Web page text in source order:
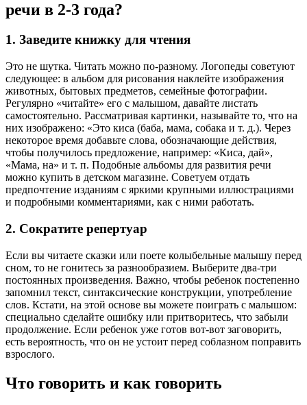
речи в 2-3 года?
1. Заведите книжку для чтения
Это не шутка. Читать можно по-разному. Логопеды советуют
следующее: в альбом для рисования наклейте изображения
животных, бытовых предметов, семейные фотографии.
Регулярно «читайте» его с малышом, давайте листать
самостоятельно. Рассматривая картинки, называйте то, что на
них изображено: «Это киса (баба, мама, собака и т. д.). Через
некоторое время добавьте слова, обозначающие действия,
чтобы получилось предложение, например: «Киса, дай»,
«Мама, на» и т. п. Подобные альбомы для развития речи
можно купить в детском магазине. Советуем отдать
предпочтение изданиям с яркими крупными иллюстрациями
и подробными комментариями, как с ними работать.
2. Сократите репертуар
Если вы читаете сказки или поете колыбельные малышу перед
сном, то не гонитесь за разнообразием. Выберите два-три
постоянных произведения. Важно, чтобы ребенок постепенно
запомнил текст, синтаксические конструкции, употребление
слов. Кстати, на этой основе вы можете поиграть с малышом:
специально сделайте ошибку или притворитесь, что забыли
продолжение. Если ребенок уже готов вот-вот заговорить,
есть вероятность, что он не устоит перед соблазном поправить
взрослого.
Что говорить и как говорить